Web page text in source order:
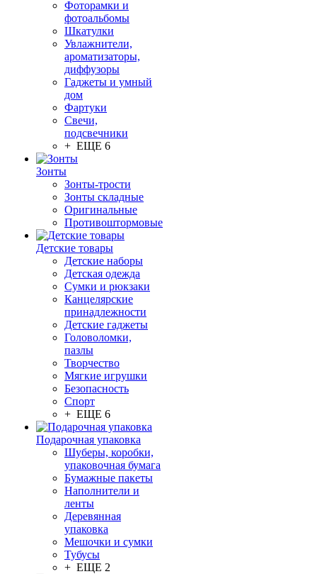
Фоторамки и
фотоальбомы
Шкатулки
Увлажнители,
ароматизаторы,
диффузоры
Гаджеты и умный
дом
Фартуки
Свечи,
подсвечники
+ ЕЩЕ 6
Зонты
Зонты-трости
Зонты складные
Оригинальные
Противоштормовые
Детские товары
Детские наборы
Детская одежда
Сумки и рюкзаки
Канцелярские
принадлежности
Детские гаджеты
Головоломки,
пазлы
Творчество
Мягкие игрушки
Безопасность
Спорт
+ ЕЩЕ 6
Подарочная упаковка
Шуберы, коробки,
упаковочная бумага
Бумажные пакеты
Наполнители и
ленты
Деревянная
упаковка
Мешочки и сумки
Тубусы
+ ЕЩЕ 2